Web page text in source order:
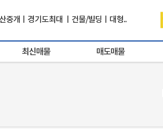
중개ㅣ경기도최대 ㅣ건물/빌딩ㅣ대형..
최신매물 매도매물